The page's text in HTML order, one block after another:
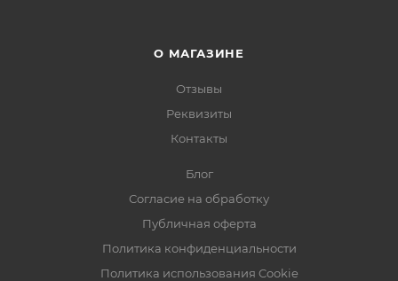
О МАГАЗИНЕ
Отзывы
Реквизиты
Контакты
Блог
Согласие на обработку
Публичная оферта
Политика конфиденциальности
Политика использования Cookie